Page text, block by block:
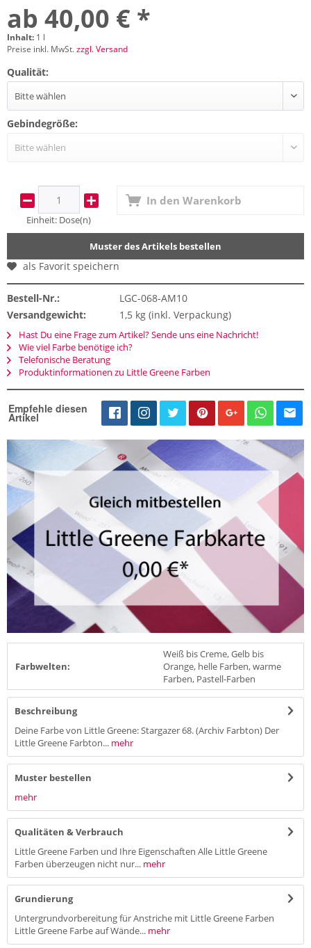
ab 40,00 € *
Inhalt: 1 l
Preise inkl. MwSt.zzgl. Versand
Qualität:
Gebindegröße:
Einheit: Dose(n)
In den Warenkorb
Muster des Artikels bestellen
als Favorit speichern
Bestell-Nr.:
LGC-068-AM10
Versandgewicht:
1,5 kg (inkl. Verpackung)
Hast Du eine Frage zum Artikel? Sende uns eine Nachricht!
Wie viel Farbe benötige ich?
Telefonische Beratung
Produktinformationen zu Little Greene Farben
Empfehle diesen
Artikel
Farbwelten:
Weiß bis Creme, Gelb bis
Orange, helle Farben, warme
Farben, Pastell-Farben
Beschreibung
Deine Farbe von Little Greene: Stargazer 68. (Archiv Farbton) Der
Little Greene Farbton... mehr
Muster bestellen
mehr
Qualitäten & Verbrauch
Little Greene Farben und Ihre Eigenschaften Alle Little Greene
Farben überzeugen nicht nur... mehr
Grundierung
Untergrundvorbereitung für Anstriche mit Little Greene Farben
Little Greene Farbe auf Wände... mehr